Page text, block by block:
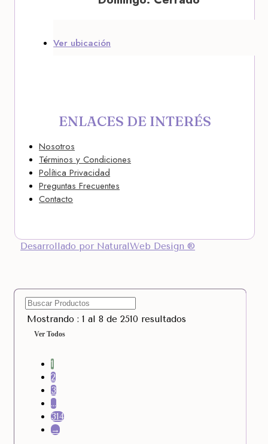
Ver ubicación
ENLACES DE INTERÉS
Nosotros
Términos y Condiciones
Política Privacidad
Preguntas Frecuentes
Contacto
Desarrollado por NaturalWeb Design ®
Mostrando : 1 al 8 de 2510 resultados
Ver Todos
1
2
3
…
314
→